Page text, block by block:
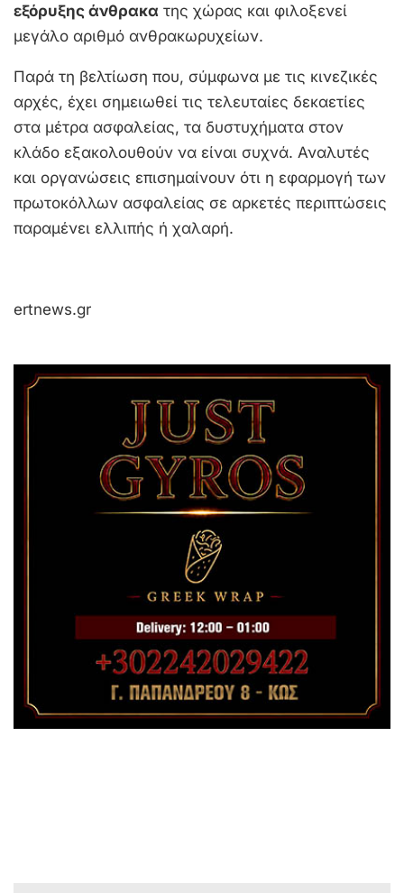
εξόρυξης άνθρακα της χώρας και φιλοξενεί
μεγάλο αριθμό ανθρακωρυχείων.
Παρά τη βελτίωση που, σύμφωνα με τις κινεζικές
αρχές, έχει σημειωθεί τις τελευταίες δεκαετίες
στα μέτρα ασφαλείας, τα δυστυχήματα στον
κλάδο εξακολουθούν να είναι συχνά. Αναλυτές
και οργανώσεις επισημαίνουν ότι η εφαρμογή των
πρωτοκόλλων ασφαλείας σε αρκετές περιπτώσεις
παραμένει ελλιπής ή χαλαρή.
ertnews.gr